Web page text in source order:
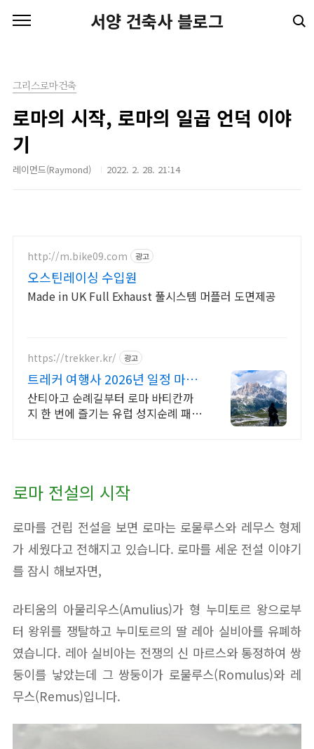
서양 건축사 블로그
그리스로마건축
로마의 시작, 로마의 일곱 언덕 이야
기
레이먼드(Raymond) 2022. 2. 28. 21:14
http://m.bike09.com 광고
오스틴레이싱 수입원
Made in UK Full Exhaust 풀시스템 머플러 도면제공
https://trekker.kr/ 광고
트레커 여행사 2026년 일정 마감
임박
산티아고 순례길부터 로마 바티칸까
지 한 번에 즐기는 유럽 성지순례 패키
로마 전설의 시작
로마를 건립 전설을 보면 로마는 로물루스와 레무스 형제
가 세웠다고 전해지고 있습니다. 로마를 세운 전설 이야기
를 잠시 해보자면,
라티움의 아물리우스(Amulius)가 형 누미토르 왕으로부
터 왕위를 쟁탈하고 누미토르의 딸 레아 실비아를 유폐하
였습니다. 레아 실비아는 전쟁의 신 마르스와 통정하여 쌍
둥이를 낳았는데 그 쌍둥이가 로물루스(Romulus)와 레
무스(Remus)입니다.